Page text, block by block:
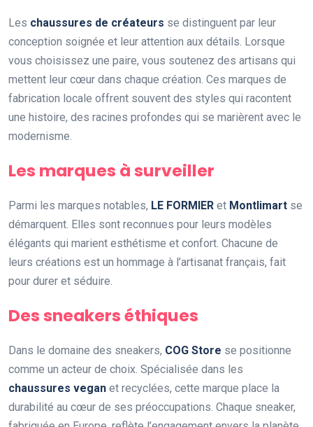
Les chaussures de créateurs se distinguent par leur
conception soignée et leur attention aux détails. Lorsque
vous choisissez une paire, vous soutenez des artisans qui
mettent leur cœur dans chaque création. Ces marques de
fabrication locale offrent souvent des styles qui racontent
une histoire, des racines profondes qui se marièrent avec le
modernisme.
Les marques à surveiller
Parmi les marques notables, LE FORMIER et Montlimart se
démarquent. Elles sont reconnues pour leurs modèles
élégants qui marient esthétisme et confort. Chacune de
leurs créations est un hommage à l’artisanat français, fait
pour durer et séduire.
Des sneakers éthiques
Dans le domaine des sneakers, COG Store se positionne
comme un acteur de choix. Spécialisée dans les
chaussures vegan et recyclées, cette marque place la
durabilité au cœur de ses préoccupations. Chaque sneaker,